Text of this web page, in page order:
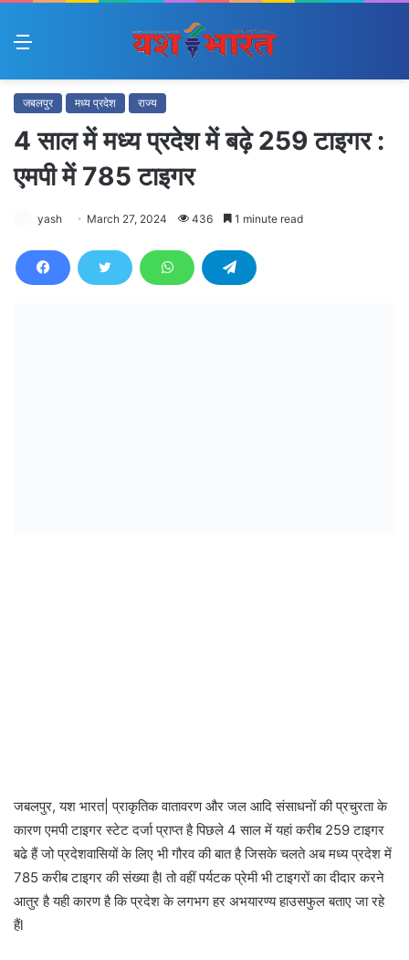
Menu
जबलपुर मध्य प्रदेश राज्य
4 साल में मध्य प्रदेश में बढ़े 259 टाइगर :
एमपी में 785 टाइगर
yash March 27, 2024 436 1 minute read
जबलपुर, यश भारत| प्राकृतिक वातावरण और जल आदि संसाधनों की प्रचुरता के
कारण एमपी टाइगर स्टेट दर्जा प्राप्त है पिछले 4 साल में यहां करीब 259 टाइगर
बढे हैं जो प्रदेशवासियों के लिए भी गौरव की बात है जिसके चलते अब मध्य प्रदेश में
785 करीब टाइगर की संख्या हैl तो वहीं पर्यटक प्रेमी भी टाइगरों का दीदार करने
आतुर है यही कारण है कि प्रदेश के लगभग हर अभयारण्य हाउसफुल बताए जा रहे
हैंl